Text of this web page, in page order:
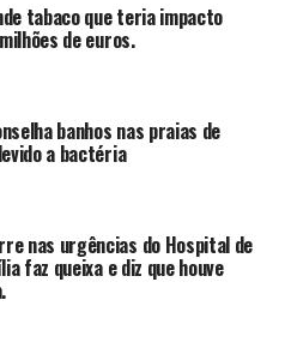
tabaco que teria impacto
de euros.
banhos nas praias de
a bactéria
nas urgências do Hospital de
faz queixa e diz que houve